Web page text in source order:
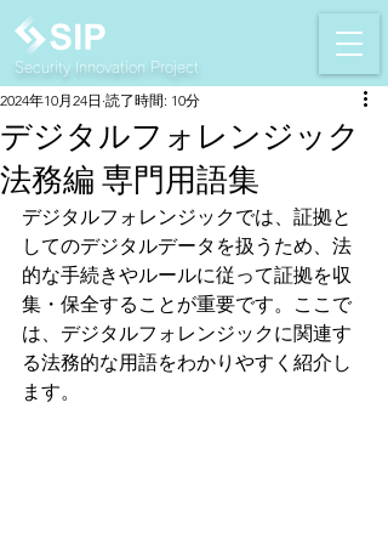
Security Innovation Project
デジタルフォレンジック
法務編 専門用語集
2024年10月24日 読了時間: 10分
デジタルフォレンジックでは、証拠と
してのデジタルデータを扱うため、法
的な手続きやルールに従って証拠を収
集・保全することが重要です。ここで
は、デジタルフォレンジックに関連す
る法務的な用語をわかりやすく紹介し
ます。